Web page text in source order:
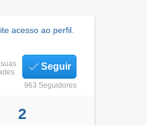
acesso ao perfil.
Seguir
963 Seguidores
2